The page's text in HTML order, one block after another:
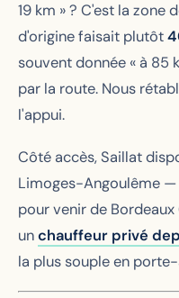
19 km » ? C'est la zone
d'origine faisait plutôt
souvent donnée « à 85
par la route. Nous
l'appui.
Côté accès, Saillat
Limoges-Angoulême —
pour venir de
unchauffeur privé
la plus souple en